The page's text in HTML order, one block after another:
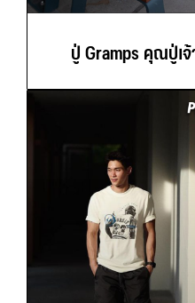
ปู่ Gramps คุณปู่เ